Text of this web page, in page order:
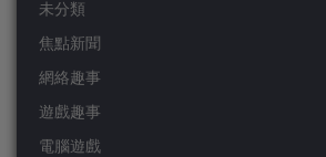
未分類
焦點新聞
網絡趣事
遊戲趣事
電腦遊戲